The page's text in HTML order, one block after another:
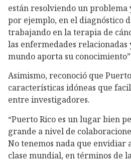
están resolviendo un problema
por ejemplo, en el diagnóstico
trabajando en la terapia de
las enfermedades relacionadas
mundo aporta su
Asimismo, reconoció que
características idóneas que
entre investigadores.
“Puerto Rico es un lugar bien
grande a nivel de
No tenemos nada que envidiar
clase mundial, en términos de